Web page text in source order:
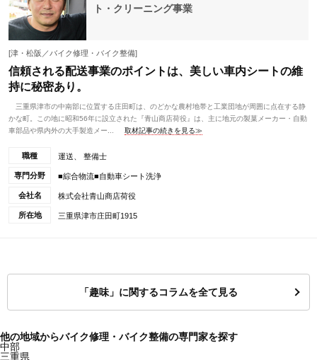
ト・クリーニング事業
[津・松阪／バイク修理・バイク整備]
信頼される配送事業のポイントは、美しい車内シートの維
持に秘密あり。
三重県津市の中南部に位置する庄田町は、のどかな農村地帯と工業団地が周囲に点在する静
かな町。この地に昭和56年に設立された『青山商店荷役』は、主に地元の製菓メーカー・自動
車部品や県内外の大手製造メー...
取材記事の続きを見る≫
職種 運送、 整備士
専門分野 ■綜合物流■自動車シート洗浄
会社名 株式会社青山商店荷役
所在地 三重県津市庄田町1915
「趣味」に関するコラムを全て見る
他の地域からバイク修理・バイク整備の専門家を探す
中部
三重県